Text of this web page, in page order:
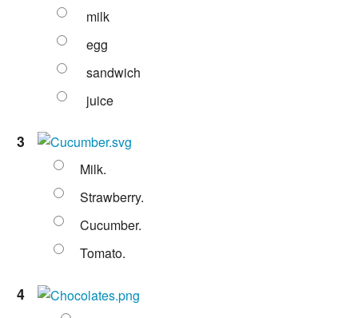
milk
egg
sandwich
juice
3
Milk.
Strawberry.
Cucumber.
Tomato.
4